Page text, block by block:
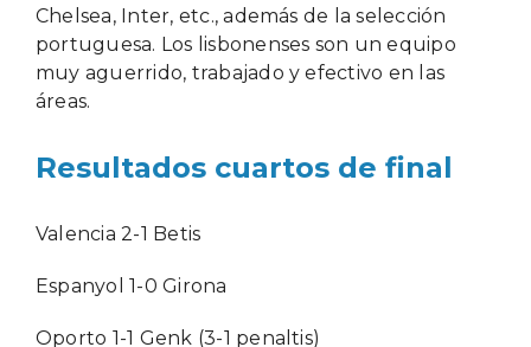
Chelsea, Inter, etc., además de la selección
portuguesa. Los lisbonenses son un equipo
muy aguerrido, trabajado y efectivo en las
áreas.
Resultados cuartos de final
Valencia 2-1 Betis
Espanyol 1-0 Girona
Oporto 1-1 Genk (3-1 penaltis)